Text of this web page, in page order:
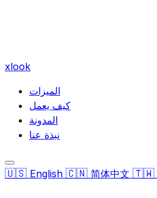
xlook
الميزات
كيف يعمل
المدونة
نبذة عنا
🇺🇸 English 🇨🇳 简体中文 🇹🇼